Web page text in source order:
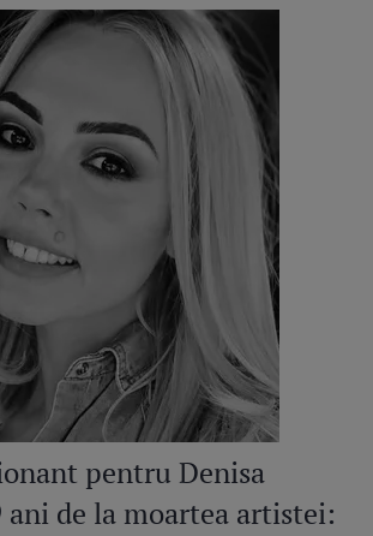
pentru Denisa
ani de la moartea artistei: